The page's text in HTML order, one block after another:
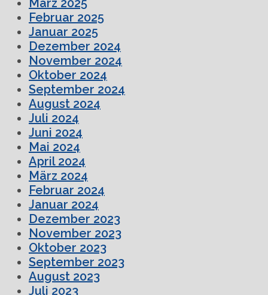
Februar 2025
Januar 2025
Dezember 2024
November 2024
Oktober 2024
September 2024
August 2024
Juli 2024
Juni 2024
Mai 2024
April 2024
März 2024
Februar 2024
Januar 2024
Dezember 2023
November 2023
Oktober 2023
September 2023
August 2023
Juli 2023